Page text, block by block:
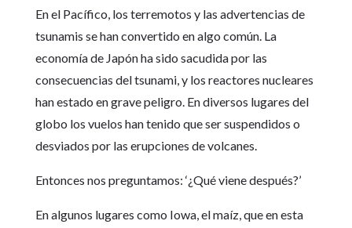
En el Pacífico, los terremotos y las advertencias de
tsunamis se han convertido en algo común. La
economía de Japón ha sido sacudida por las
consecuencias del tsunami, y los reactores nucleares
han estado en grave peligro. En diversos lugares del
globo los vuelos han tenido que ser suspendidos o
desviados por las erupciones de volcanes.
Entonces nos preguntamos: ‘¿Qué viene después?’
En algunos lugares como Iowa, el maíz, que en esta